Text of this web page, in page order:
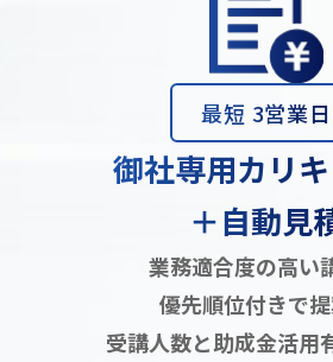
最短 3営業日
御社専用カリ
＋自動見
業務適合度の高い
優先順位付きで提
受講人数と助成金活用